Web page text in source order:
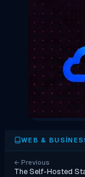
WEB &
← Previous
The Self-Hosted